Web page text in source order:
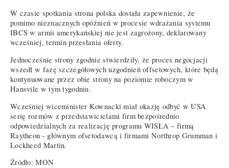
W czasie spotkania strona polska dostała zapewnienie, że
pomimo nieznacznych opóźnień w procesie wdrażania systemu
IBCS w armii amerykańskiej nie jest zagrożony, deklarowany
wcześniej, termin przesłania oferty.
Jednocześnie strony zgodnie stwierdziły, że proces negocjacji
wszedł w fazę szczegółowych uzgodnień offsetowych, które będą
kontynuowane przez obie strony na poziomie roboczym w
Hansvile w tym tygodniu.
Wcześniej wiceminister Kownacki miał okazję odbyć w USA
serię rozmów z przedstawicielami firm bezpośrednio
odpowiedzialnych za realizację programu WISŁA – firmą
Raytheon - głównym ofsetodawcą i firmami Northrop Grumman i
Lockheed Martin.
Źródło: MON